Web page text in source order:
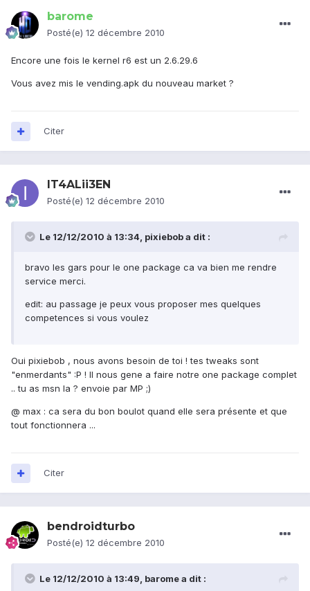
barome
Posté(e) 12 décembre 2010
Encore une fois le kernel r6 est un 2.6.29.6
Vous avez mis le vending.apk du nouveau market ?
Citer
IT4ALii3EN
Posté(e) 12 décembre 2010
Le 12/12/2010 à 13:34, pixiebob a dit :
bravo les gars pour le one package ca va bien me rendre
service merci.
edit: au passage je peux vous proposer mes quelques
competences si vous voulez
Oui pixiebob , nous avons besoin de toi ! tes tweaks sont
"enmerdants" :P ! Il nous gene a faire notre one package complet
.. tu as msn la ? envoie par MP ;)
@ max : ca sera du bon boulot quand elle sera présente et que
tout fonctionnera ...
Citer
bendroidturbo
Posté(e) 12 décembre 2010
Le 12/12/2010 à 13:49, barome a dit :